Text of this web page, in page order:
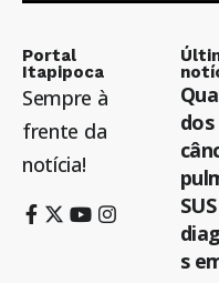
Portal
Itapipoca
Sempre à
frente da
notícia!
dos
s